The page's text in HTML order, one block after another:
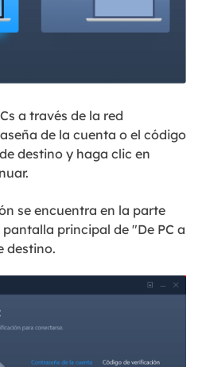
a través de la red
de la cuenta o el código
destino y haga clic en
se encuentra en la parte
principal de "De PC a
destino.